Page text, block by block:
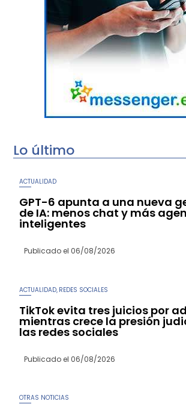
Lo último
ACTUALIDAD
GPT-6 apunta a una nueva
de IA: menos chat y más
inteligentes
Publicado el 06/08/2026
ACTUALIDAD REDES SOCIALES
TikTok evita tres juicios por
mientras crece la presión
las redes sociales
Publicado el 06/08/2026
OTRAS NOTICIAS